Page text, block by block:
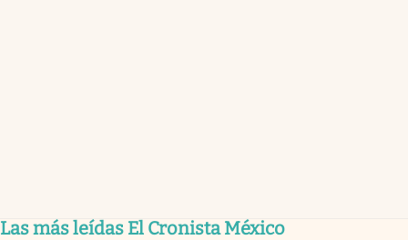
Las más leídas El Cronista México